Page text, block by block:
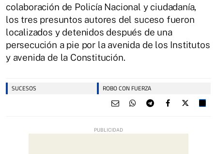
colaboración de Policía Nacional y ciudadanía,
los tres presuntos autores del suceso fueron
localizados y detenidos después de una
persecución a pie por la avenida de los Institutos
y avenida de la Constitución.
SUCESOS ROBO CON FUERZA